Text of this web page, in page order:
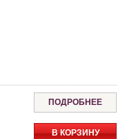
ПОДРОБНЕЕ
В КОРЗИНУ